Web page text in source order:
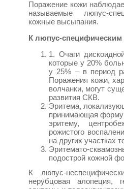
Поражение кожи
называемые люпус-
кожные высыпания.
К люпус-
1. Очаги
которые у 20%
у 25% – в период
Поражения кожи,
волчанки, могут
развития СКВ.
Эритема,
принимающая форму
эритему,
рожистого
на других участках
Эритемато-
подострой кожной
К люпус-
нерубцовая алопеция,